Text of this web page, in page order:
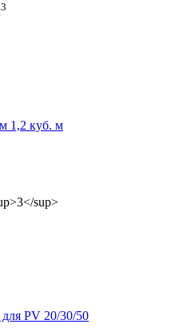
3
1,2 куб. м
sup>
PV 20/30/50